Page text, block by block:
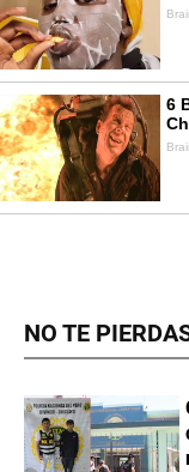
NO TE